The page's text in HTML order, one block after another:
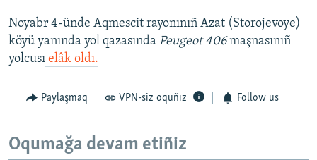
Noyabr 4-ünde Aqmescit rayonınıñ Azat (Storojevoye)
köyü yanında yol qazasında Peugeot 406maşnasınıñ
yolcusı elâk oldı.
Paylaşmaq VPN-siz oquñız Follow us
Oqumağa devam etiñiz